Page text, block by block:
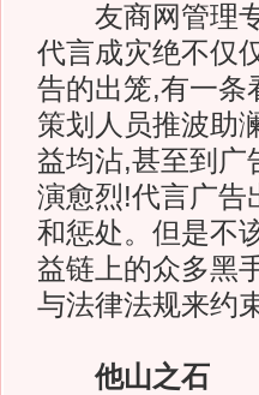
友商网管理专
代言成灾绝不仅
告的出笼,有一条
策划人员推波助
益均沾,甚至到
演愈烈!代言广告
和惩处。但是不
益链上的众多黑
与法律法规来约
他山之石